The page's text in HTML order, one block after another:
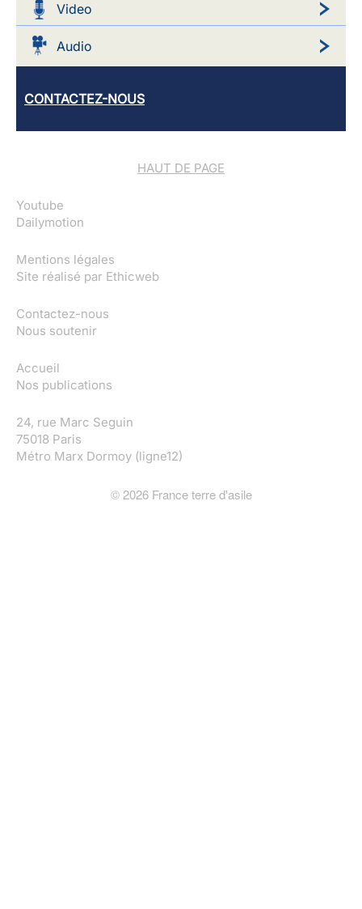
Video
Audio
CONTACTEZ-NOUS
HAUT DE PAGE
Youtube
Dailymotion
Mentions légales
Site réalisé par Ethicweb
Contactez-nous
Nous soutenir
Accueil
Nos publications
24, rue Marc Seguin
75018 Paris
Métro Marx Dormoy (ligne12)
©2026France terre d'asile